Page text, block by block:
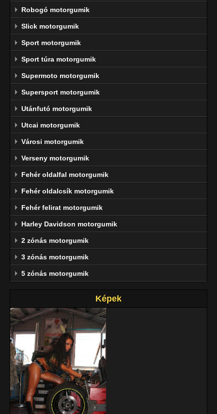
Robogó motorgumik
Slick motorgumik
Sport motorgumik
Sport túra motorgumik
Supermoto motorgumik
Supersport motorgumik
Utánfutó motorgumik
Utcai motorgumik
Városi motorgumik
Verseny motorgumik
Fehér oldalfal motorgumik
Fehér oldalcsík motorgumik
Fehér felirat motorgumik
Harley Davidson motorgumik
2 zónás motorgumik
3 zónás motorgumik
5 zónás motorgumik
Képek